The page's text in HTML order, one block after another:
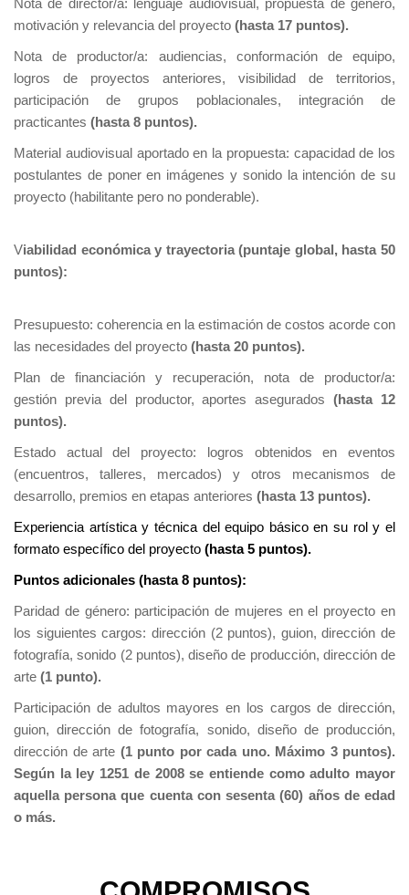
Nota de director/a: lenguaje audiovisual, propuesta de género,
motivación y relevancia del proyecto (hasta 17 puntos).
Nota de productor/a: audiencias, conformación de equipo,
logros de proyectos anteriores, visibilidad de territorios,
participación de grupos poblacionales, integración de
practicantes (hasta 8 puntos).
Material audiovisual aportado en la propuesta: capacidad de los
postulantes de poner en imágenes y sonido la intención de su
proyecto (habilitante pero no ponderable).
Viabilidad económica y trayectoria (puntaje global, hasta 50
puntos):
Presupuesto: coherencia en la estimación de costos acorde con
las necesidades del proyecto (hasta 20 puntos).
Plan de financiación y recuperación, nota de productor/a:
gestión previa del productor, aportes asegurados(hasta 12
puntos).
Estado actual del proyecto: logros obtenidos en eventos
(encuentros, talleres, mercados) y otros mecanismos de
desarrollo, premios en etapas anteriores (hasta 13 puntos).
Experiencia artística y técnica del equipo básico en su rol y el
formato específico del proyecto (hasta 5 puntos).
Puntos adicionales (hasta 8 puntos):
Paridad de género: participación de mujeres en el proyecto en
los siguientes cargos: dirección (2 puntos), guion, dirección de
fotografía, sonido (2 puntos), diseño de producción, dirección de
arte (1 punto).
Participación de adultos mayores en los cargos de dirección,
guion, dirección de fotografía, sonido, diseño de producción,
dirección de arte (1 punto por cada uno. Máximo 3 puntos).
Según la ley 1251 de 2008 se entiende como adulto mayor
aquella persona que cuenta con sesenta (60) años de edad
o más.